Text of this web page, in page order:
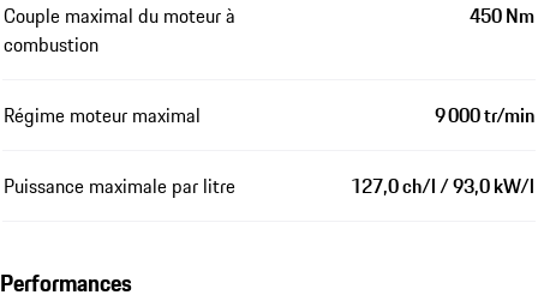
Couple maximal du moteur à
combustion
450 Nm
Régime moteur maximal 9 000 tr/min
Puissance maximale par litre 127,0 ch/l / 93,0 kW/l
Performances